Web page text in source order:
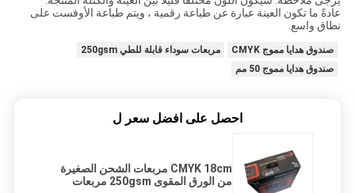
عادةً ما تكون العينة عبارة عن طباعة رقمية ، ويتم طباعة الأوفست على
نطاق واسع.
صندوق هدايا مموج CMYK
مربعات سوداء قابلة للطي 250gsm
صندوق هدايا مموج 50 مم
احصل على افضل سعر ل
CMYK 18cm مربعات الشحن الصغيرة
من الورق المقوى 250gsm مربعات